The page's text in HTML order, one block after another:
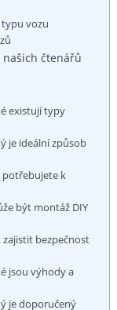
⁢vozu
čtenářů
existují‍ typy
je ideální‌ způsob
potřebujete k
být montáž DIY
zajistit bezpečnost
jsou výhody a
je​ doporučený